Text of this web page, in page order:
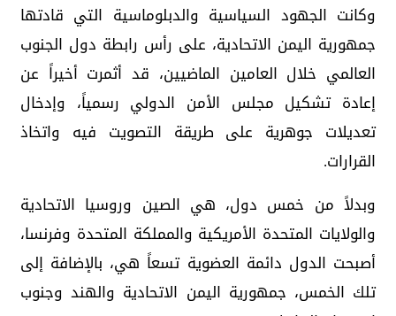
وكانت الجهود السياسية والدبلوماسية التي قادتها
جمهورية اليمن الاتحادية، على رأس رابطة دول الجنوب
العالمي خلال العامين الماضيين، قد أثمرت أخيراً عن
إعادة تشكيل مجلس الأمن الدولي رسمياً، وإدخال
تعديلات جوهرية على طريقة التصويت فيه واتخاذ
القرارات.
وبدلاً من خمس دول، هي الصين وروسيا الاتحادية
والولايات المتحدة الأمريكية والمملكة المتحدة وفرنسا،
أصبحت الدول دائمة العضوية تسعاً هي، بالإضافة إلى
تلك الخمس، جمهورية اليمن الاتحادية والهند وجنوب